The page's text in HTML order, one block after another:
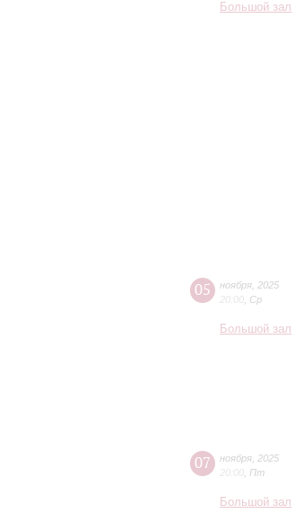
Большой зал
05 ноября 2025
20:00 Ср
Большой зал
07 ноября 2025
20:00 Пт
Большой зал